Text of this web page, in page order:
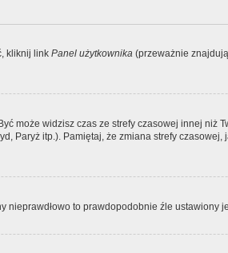
kliknij link Panel użytkownika (przeważnie
może widzisz czas ze strefy czasowej innej
Paryż itp.). Pamiętaj, że zmiana strefy
to prawdopodobnie źle ustawiony